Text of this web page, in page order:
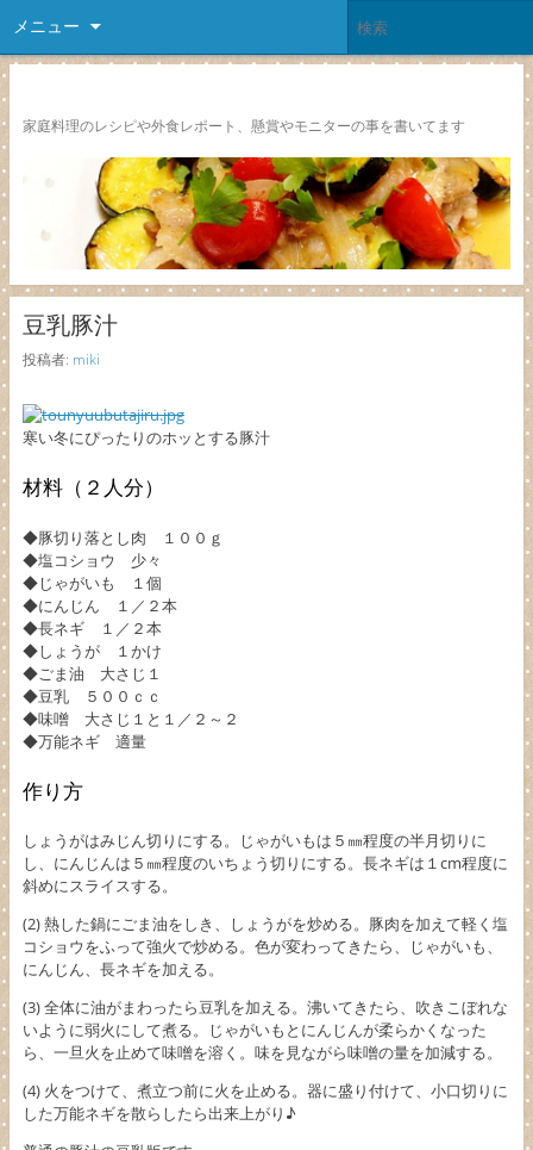
メニュー
家庭料理のレシピや外食レポート、懸賞やモニターの事を書いてます
豆乳豚汁
投稿者: miki
寒い冬にぴったりのホッとする豚汁
材料（２人分）
◆豚切り落とし肉 １００ｇ
◆塩コショウ 少々
◆じゃがいも １個
◆にんじん １／２本
◆長ネギ １／２本
◆しょうが １かけ
◆ごま油 大さじ１
◆豆乳 ５００ｃｃ
◆味噌 大さじ１と１／２～２
◆万能ネギ 適量
作り方
しょうがはみじん切りにする。じゃがいもは５㎜程度の半月切りに
し、にんじんは５㎜程度のいちょう切りにする。長ネギは１cm程度に
斜めにスライスする。
(2) 熱した鍋にごま油をしき、しょうがを炒める。豚肉を加えて軽く塩
コショウをふって強火で炒める。色が変わってきたら、じゃがいも、
にんじん、長ネギを加える。
(3) 全体に油がまわったら豆乳を加える。沸いてきたら、吹きこぼれな
いように弱火にして煮る。じゃがいもとにんじんが柔らかくなった
ら、一旦火を止めて味噌を溶く。味を見ながら味噌の量を加減する。
(4) 火をつけて、煮立つ前に火を止める。器に盛り付けて、小口切りに
した万能ネギを散らしたら出来上がり♪